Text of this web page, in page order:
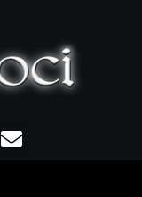
Email